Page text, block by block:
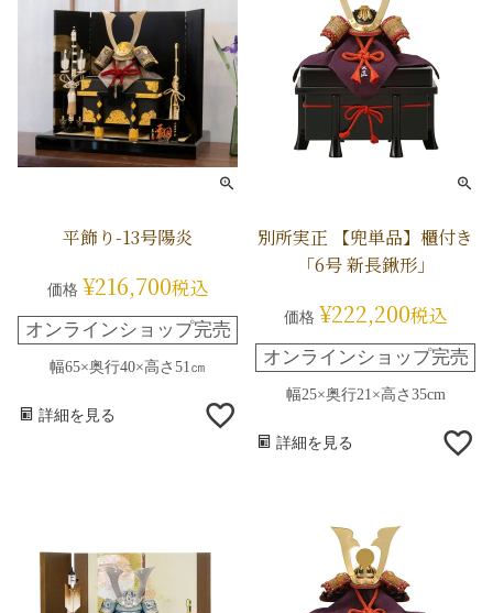
平飾り-13号陽炎
価格 ¥216,700税込
オンラインショップ完売
幅65×奥行40×高さ51㎝
詳細を見る
別所実正 【兜単品】櫃付き
「6号 新長鍬形」
価格 ¥222,200税込
オンラインショップ完売
幅25×奥行21×高さ35cm
詳細を見る